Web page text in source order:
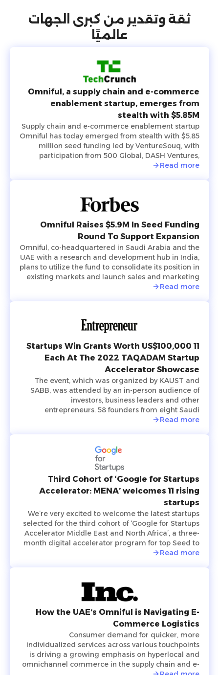
ثقة وتقدير من كبرى الجهات
عالميًا
Omniful, a supply chain and e-commerce
enablement startup, emerges from
stealth with $5.85M
Supply chain and e-commerce enablement startup
Omniful has today emerged from stealth with $5.85
million seed funding led by VentureSouq, with
participation from 500 Global, DASH Ventures,
Jahez Group, SEEDRA Ventures, Bunat Ventures,
Read more
Omniful Raises $5.9M In Seed Funding
Round To Support Expansion
Omniful, co-headquartered in Saudi Arabia and the
UAE with a research and development hub in India,
plans to utilize the fund to consolidate its position in
existing markets and launch sales and marketing
activities in new countries within the region while
Read more
11 Startups Win Grants Worth US$100,000
Each At The 2022 TAQADAM Startup
Accelerator Showcase
The event, which was organized by KAUST and
SABB, was attended by an in-person audience of
investors, business leaders and other
entrepreneurs. 58 founders from eight Saudi
Arabian startups and 15 international ones, all from
their concepts and products in three-minute
pitches. A global judging panel including investors
from Sukna Ventures, Falak Investment Hub, and
HALA Ventures, selected 10 final startups that
received US$100,000 in funding each, while an
eleventh startup was also selected by the online
and in-person audience and was granted $100,000
as well.
Read more
Third Cohort of ‘Google for Startups
Accelerator: MENA’ welcomes 11 rising
startups
We’re very excited to welcome the latest startups
selected for the third cohort of ‘Google for Startups
Accelerator Middle East and North Africa’, a three-
month digital accelerator program for top Seed to
Series A technology startups based in the region.
create value for users, in addition to their
willingness to use Machine Learning technology to
solve business challenges and successfully scale in
the long run.
Read more
How the UAE’s Omniful is Navigating E-
Commerce Logistics
Consumer demand for quicker, more
individualized services across various touchpoints
is driving a growing emphasis on hyperlocal and
omnichannel commerce in the supply chain and e-